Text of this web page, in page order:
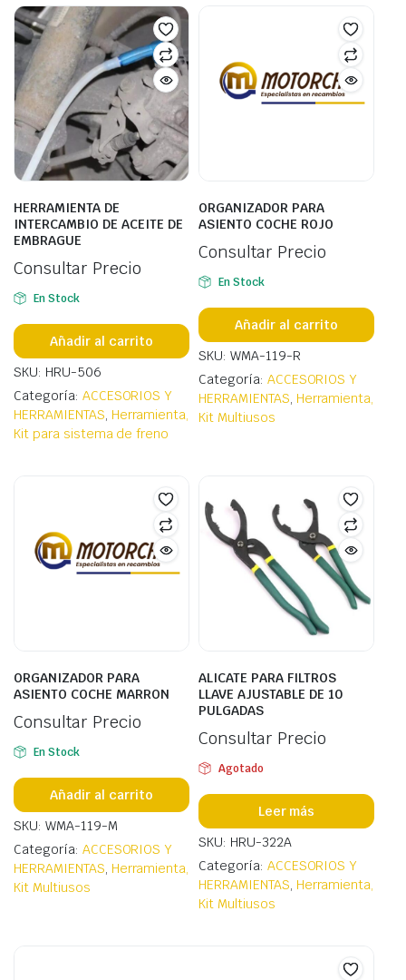
HERRAMIENTA DE
INTERCAMBIO DE ACEITE DE
EMBRAGUE
Consultar Precio
En Stock
Añadir al carrito
SKU: HRU-506
Categoría: ACCESORIOS Y
HERRAMIENTAS, Herramienta,
Kit para sistema de freno
ORGANIZADOR PARA
ASIENTO COCHE ROJO
Consultar Precio
En Stock
Añadir al carrito
SKU: WMA-119-R
Categoría: ACCESORIOS Y
HERRAMIENTAS, Herramienta,
Kit Multiusos
ORGANIZADOR PARA
ASIENTO COCHE MARRON
Consultar Precio
En Stock
Añadir al carrito
SKU: WMA-119-M
Categoría: ACCESORIOS Y
HERRAMIENTAS, Herramienta,
Kit Multiusos
ALICATE PARA FILTROS
LLAVE AJUSTABLE DE 10
PULGADAS
Consultar Precio
Agotado
Leer más
SKU: HRU-322A
Categoría: ACCESORIOS Y
HERRAMIENTAS, Herramienta,
Kit Multiusos